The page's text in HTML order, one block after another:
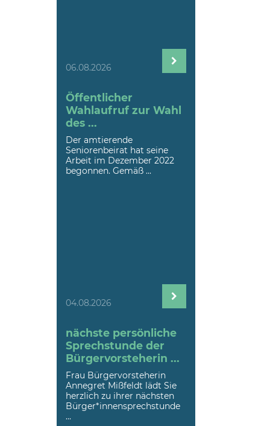
06.08.2026
Öffentlicher
Wahlaufruf zur Wahl
des ...
Der amtierende
Seniorenbeirat hat seine
Arbeit im Dezember 2022
begonnen. Gemäß ...
04.08.2026
nächste persönliche
Sprechstunde der
Bürgervorsteherin ...
Frau Bürgervorsteherin
Annegret Mißfeldt lädt Sie
herzlich zu ihrer nächsten
Bürger*innensprechstunde
...